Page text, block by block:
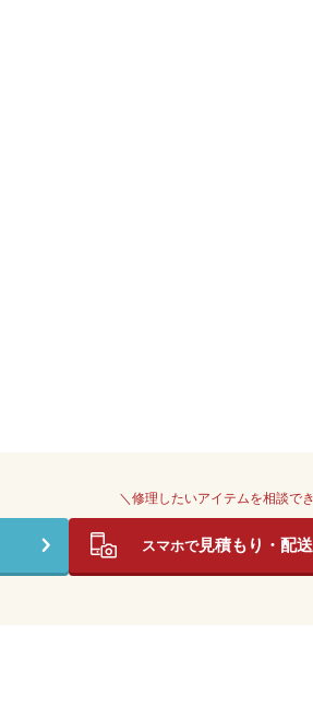
＼修理したいアイテムを相談で
スマホで見積もり・配